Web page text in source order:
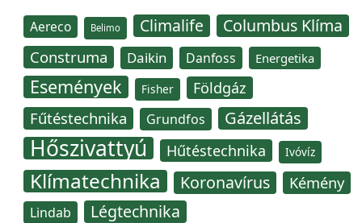
Aereco Belimo Climalife Columbus Klíma
Construma Daikin Danfoss Energetika
Események Fisher Földgáz
Fűtéstechnika Grundfos Gázellátás
Hőszivattyú Hűtéstechnika Ivóvíz
Klímatechnika Koronavírus Kémény
Lindab Légtechnika